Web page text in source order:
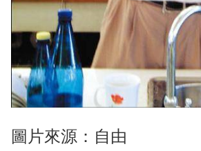
圖片來源：自由